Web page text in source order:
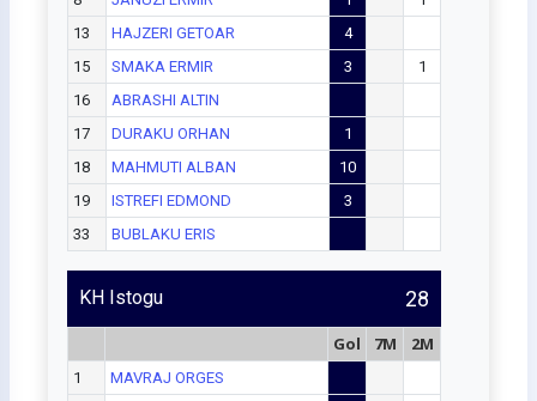
13
HAJZERI GETOAR
4
15
SMAKA ERMIR 3
1
16
ABRASHI ALTIN
17
DURAKU ORHAN
1
18
MAHMUTI ALBAN
10
19
ISTREFI EDMOND
3
33
BUBLAKU ERIS
KH Istogu 28
Gol 7M 2M
1
MAVRAJ ORGES